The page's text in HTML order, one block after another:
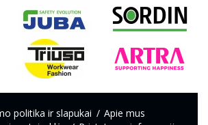
politika ir slapukai
Apie mus